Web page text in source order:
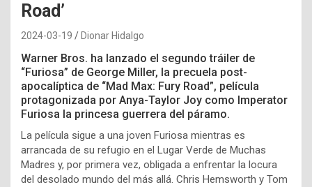
Road’
2024-03-19 Dionar Hidalgo
Warner Bros. ha lanzado el segundo tráiler de
“Furiosa” de George Miller, la precuela post-
apocalíptica de “Mad Max: Fury Road”, película
protagonizada por Anya-Taylor Joy como Imperator
Furiosa la princesa guerrera del páramo.
La película sigue a una joven Furiosa mientras es
arrancada de su refugio en el Lugar Verde de Muchas
Madres y, por primera vez, obligada a enfrentar la locura
del desolado mundo del más allá. Chris Hemsworth y Tom